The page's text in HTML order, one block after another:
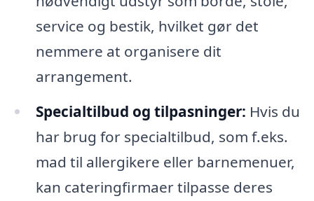
service og bestik, hvilket gør det
nemmere at organisere dit
arrangement.
Specialtilbud og tilpasninger: Hvis du
har brug for specialtilbud, som f.eks.
mad til allergikere eller barnemenuer,
kan cateringfirmaer tilpasse deres